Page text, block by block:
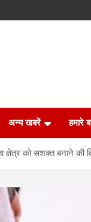
अन्य खबरें हमारे
को सशक्त बनाने